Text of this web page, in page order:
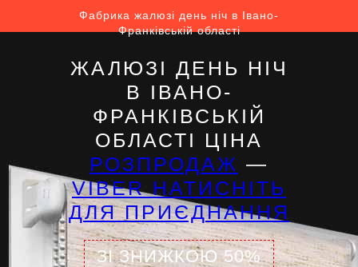
Фабрика жалюзі день ніч в Івано-
Франківській області
ЖАЛЮЗІ ДЕНЬ НІЧ
В ІВАНО-
ФРАНКІВСЬКІЙ
ОБЛАСТІ ЦІНА
РОЗПРОДАЖ —
VIBER НАТИСНІТЬ
ДЛЯ ПРИЄДНАННЯ
ЗІ ЗНИЖКОЮ 50%